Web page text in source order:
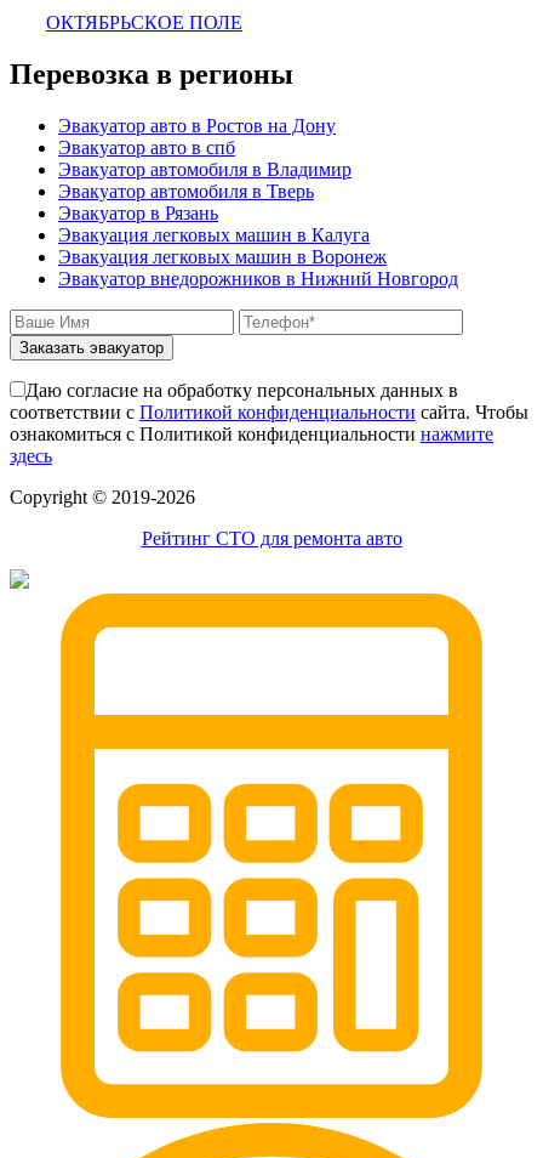
ОКТЯБРЬСКОЕ ПОЛЕ
Перевозка в регионы
Эвакуатор авто в Ростов на Дону
Эвакуатор авто в спб
Эвакуатор автомобиля в Владимир
Эвакуатор автомобиля в Тверь
Эвакуатор в Рязань
Эвакуация легковых машин в Калуга
Эвакуация легковых машин в Воронеж
Эвакуатор внедорожников в Нижний Новгород
Заказать эвакуатор
Даю согласие на обработку персональных данных в
соответствии с Политикой конфиденциальности сайта. Чтобы
ознакомиться с Политикой конфиденциальности нажмите
здесь
Сopyright © 2019-2026
Рейтинг СТО для ремонта авто